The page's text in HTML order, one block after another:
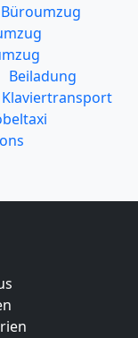
Büroumzug
Beiladung
Klaviertransport